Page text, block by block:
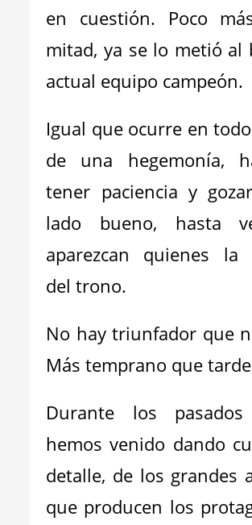
en cuestión. Poco
mitad, ya se lo metió al
actual equipo campeón.
Igual que ocurre en
de una hegemonía,
tener paciencia y
lado bueno, hasta
aparezcan quienes la
del trono.
No hay triunfador que
Más temprano que
Durante los pasados
hemos venido dando
detalle, de los grandes
que producen los